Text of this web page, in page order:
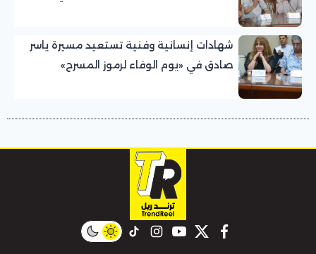
شهادات إنسانية وفنية تستعيد مسيرة ياسر
صادق في «يوم الوفاء لرموز المسرح»
facebook
twitter
youtube
instagram
tiktok